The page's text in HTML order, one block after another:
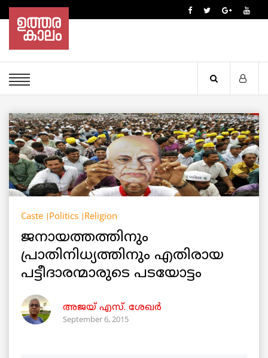
Caste Politics Religion
ജനായത്തത്തിനും
പ്രാതിനിധ്യത്തിനും എതിരായ
പട്ടീദാരന്മാരുടെ പടയോട്ടം
അജയ് എസ്. ശേഖര്‍
September 6, 2015